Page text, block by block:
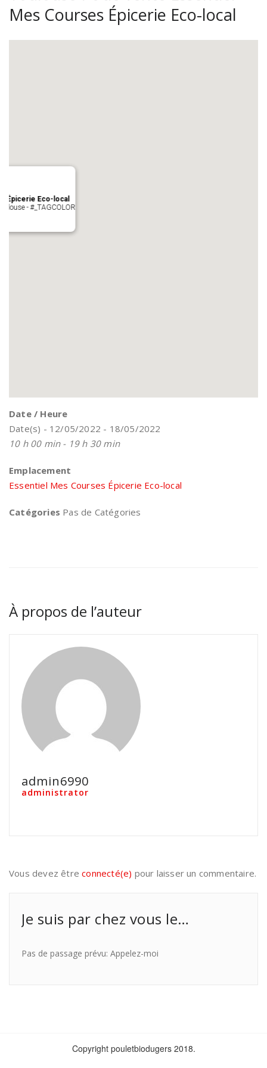
Mes Courses Épicerie Eco-local
Épicerie Eco-local
- #_TAGCOLOR
Date / Heure
Date(s) - 12/05/2022 - 18/05/2022
10 h 00 min - 19 h 30 min
Emplacement
Essentiel Mes Courses Épicerie Eco-local
Catégories Pas de Catégories
À propos de l’auteur
admin6990
administrator
Vous devez êtreconnecté(e) pour laisser un commentaire.
Je suis par chez vous le…
Pas de passage prévu: Appelez-moi
Copyright pouletbiodugers 2018.